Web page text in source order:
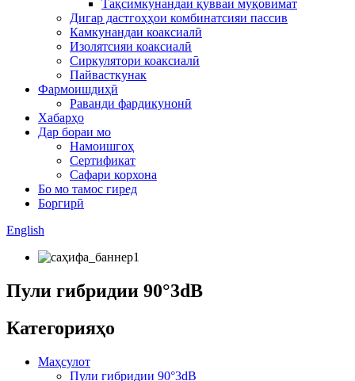
Тақсимкунандаи қувваи муқовимат
Дигар дастгоҳҳои комбинатсияи пассив
Камкунандаи коаксиалӣ
Изолятсияи коаксиалӣ
Сиркулятори коаксиалӣ
Пайвасткунак
Фармоишдиҳӣ
Раванди фардикунонӣ
Хабарҳо
Дар бораи мо
Намоишгоҳ
Сертификат
Сафари корхона
Бо мо тамос гиред
Боргирӣ
English
Пули гибридии 90°3dB
Категорияҳо
Маҳсулот
Пули гибридии 90°3dB